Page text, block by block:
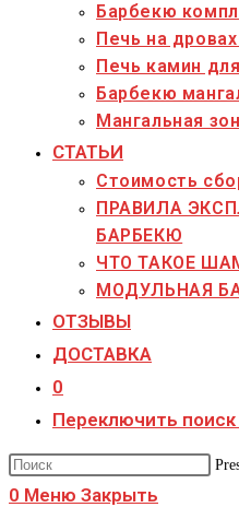
Барбекю
Печь на
Печь камин
Барбекю
Мангальная
СТАТЬИ
Стоимость
ПРАВИЛА
БАРБЕКЮ
ЧТО ТАКОЕ
МОДУЛЬНАЯ
ОТЗЫВЫ
ДОСТАВКА
0
Переключить поиск
0 Меню Закрыть